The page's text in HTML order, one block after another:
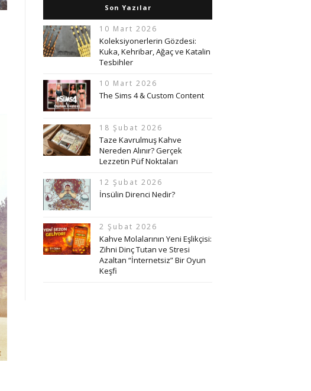
Son Yazılar
10 Mart 2026
Koleksiyonerlerin Gözdesi:
Kuka, Kehribar, Ağaç ve Katalin
Tesbihler
10 Mart 2026
The Sims 4 & Custom Content
18 Şubat 2026
Taze Kavrulmuş Kahve
Nereden Alınır? Gerçek
Lezzetin Püf Noktaları
12 Şubat 2026
İnsülin Direnci Nedir?
2 Şubat 2026
Kahve Molalarının Yeni Eşlikçisi:
Zihni Dinç Tutan ve Stresi
Azaltan “İnternetsiz” Bir Oyun
Keşfi